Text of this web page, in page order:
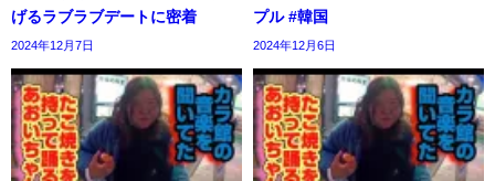
げるラブラブデートに密着
2024年12月7日
プル #韓国
2024年12月6日